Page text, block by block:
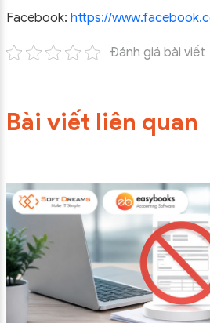
Facebook: https://
Đánh giá bài viết
Bài viết liên quan